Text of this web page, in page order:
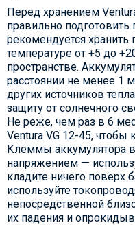
Перед хранением
правильно
рекомендуется
температуре от +5 до
пространстве.
расстоянии не менее 1
других источников
защиту от солнечного
Не реже, чем раз в 6
Ventura VG 12-45, чтобы
Клеммы аккумулятора
напряжением —
кладите ничего поверх
используйте
непосредственной
их падения и